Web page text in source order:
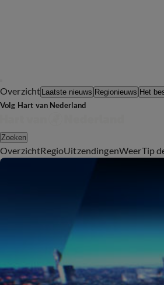
Overzicht Laatste nieuws Regionieuws Het
Volg Hart van Nederland
Zoeken
OverzichtRegioUitzendingenWeerTip